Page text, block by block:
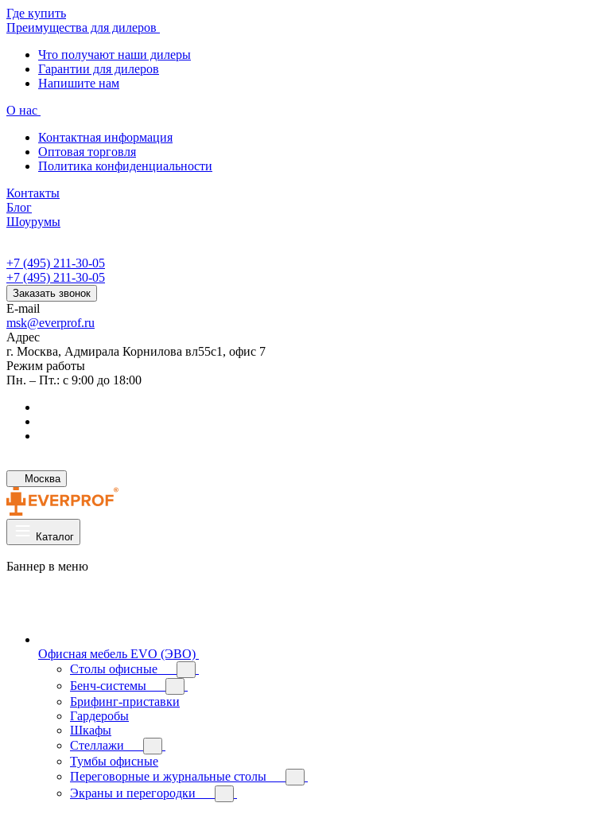
Где купить
Преимущества для дилеров
Что получают наши дилеры
Гарантии для дилеров
Напишите нам
О нас
Контактная информация
Оптовая торговля
Политика конфиденциальности
Контакты
Блог
Шоурумы
+7 (495) 211-30-05
+7 (495) 211-30-05
Заказать звонок
E-mail
msk@everprof.ru
Адрес
г. Москва, Адмирала Корнилова вл55с1, офис 7
Режим работы
Пн. – Пт.: с 9:00 до 18:00
Москва
Каталог
Баннер в меню
Офисная мебель EVO (ЭВО)
Cтолы офисные
Бенч-системы
Брифинг-приставки
Гардеробы
Шкафы
Стеллажи
Тумбы офисные
Переговорные и журнальные столы
Экраны и перегородки